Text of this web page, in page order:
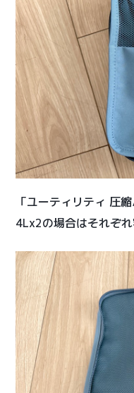
「ユーティリティ 圧
4Lx2の場合はそれぞ